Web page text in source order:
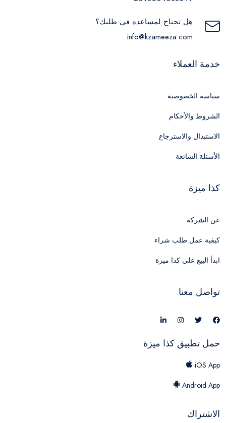
هل تحتاج لمساعده في طلبك؟
info@kzameeza.com
خدمة العملاء
سياسة الخصوصية
الشروط والأحكام
الاستبدال والاسترجاع
الأسئلة الشائعة
كذا ميزة
عن الشركة
كيفية عمل طلب شراء
ابدأ البيع علي كذا ميزة
تواصل معنا
حمل تطبيق كذا ميزة
iOS App
Android App
الاشتراك